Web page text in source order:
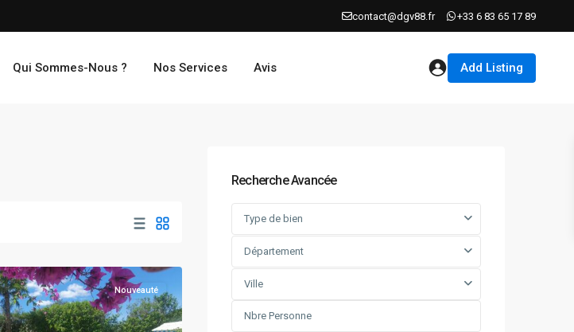
contact@dgv88.fr +33 6 83 65 17 89
Qui Sommes-Nous ? Nos Services Avis Add Listing
Nouveauté
Recherche Avancée
Type de bien
Département
Ville